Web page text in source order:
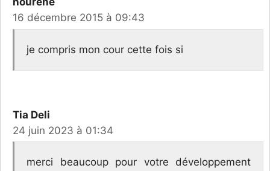
16 décembre 2015 à 09:43
je compris mon cour cette fois si
Tia Deli
24 juin 2023 à 01:34
merci beaucoup pour votre développement